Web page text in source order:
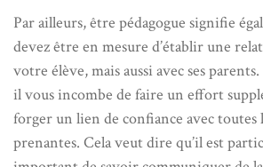
Par ailleurs, être pédagogue signifie
devez être en mesure d’établir une
votre élève, mais aussi avec ses
il vous incombe de faire un effort
forger un lien de confiance avec toutes
prenantes. Cela veut dire qu’il est